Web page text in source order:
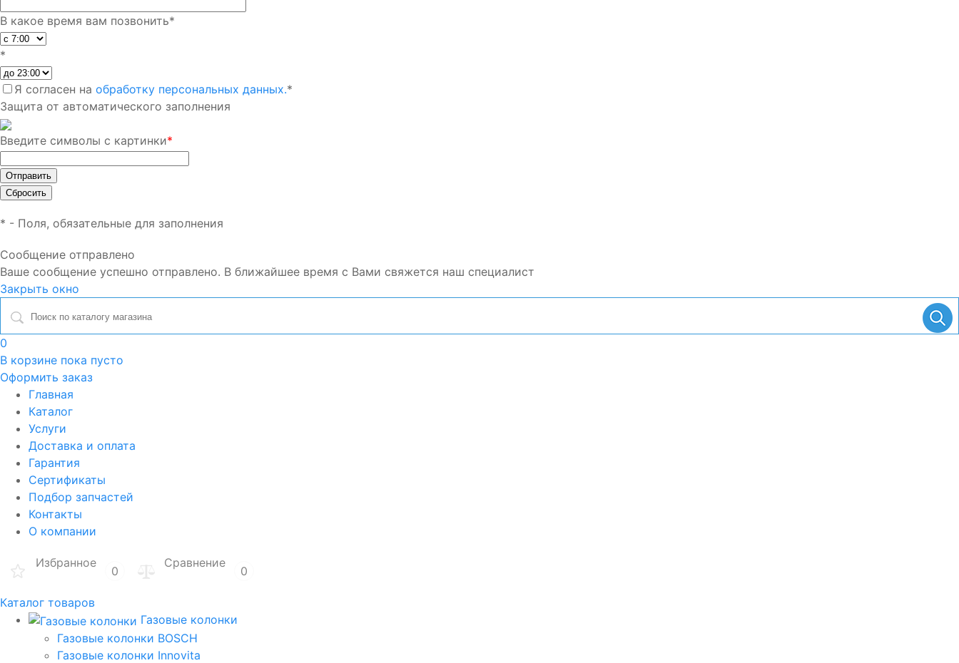
В какое время вам позвонить*
*
Я согласен на обработку персональных данных.*
Защита от автоматического заполнения
Введите символы с картинки*
* - Поля, обязательные для заполнения
Сообщение отправлено
Ваше сообщение успешно отправлено. В ближайшее время с Вами свяжется наш специалист
Закрыть окно
0
В корзине пока пусто
Оформить заказ
Главная
Каталог
Услуги
Доставка и оплата
Гарантия
Сертификаты
Подбор запчастей
Контакты
О компании
Избранное
0
Сравнение
0
Каталог товаров
Газовые колонки
Газовые колонки BOSCH
Газовые колонки Innovita